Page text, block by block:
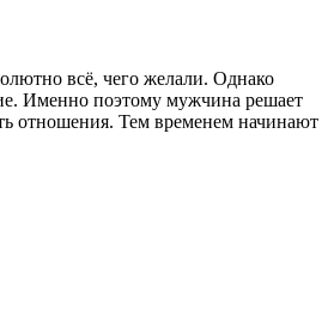
всё, чего желали. Однако
Именно поэтому мужчина решает
отношения. Тем временем начинают